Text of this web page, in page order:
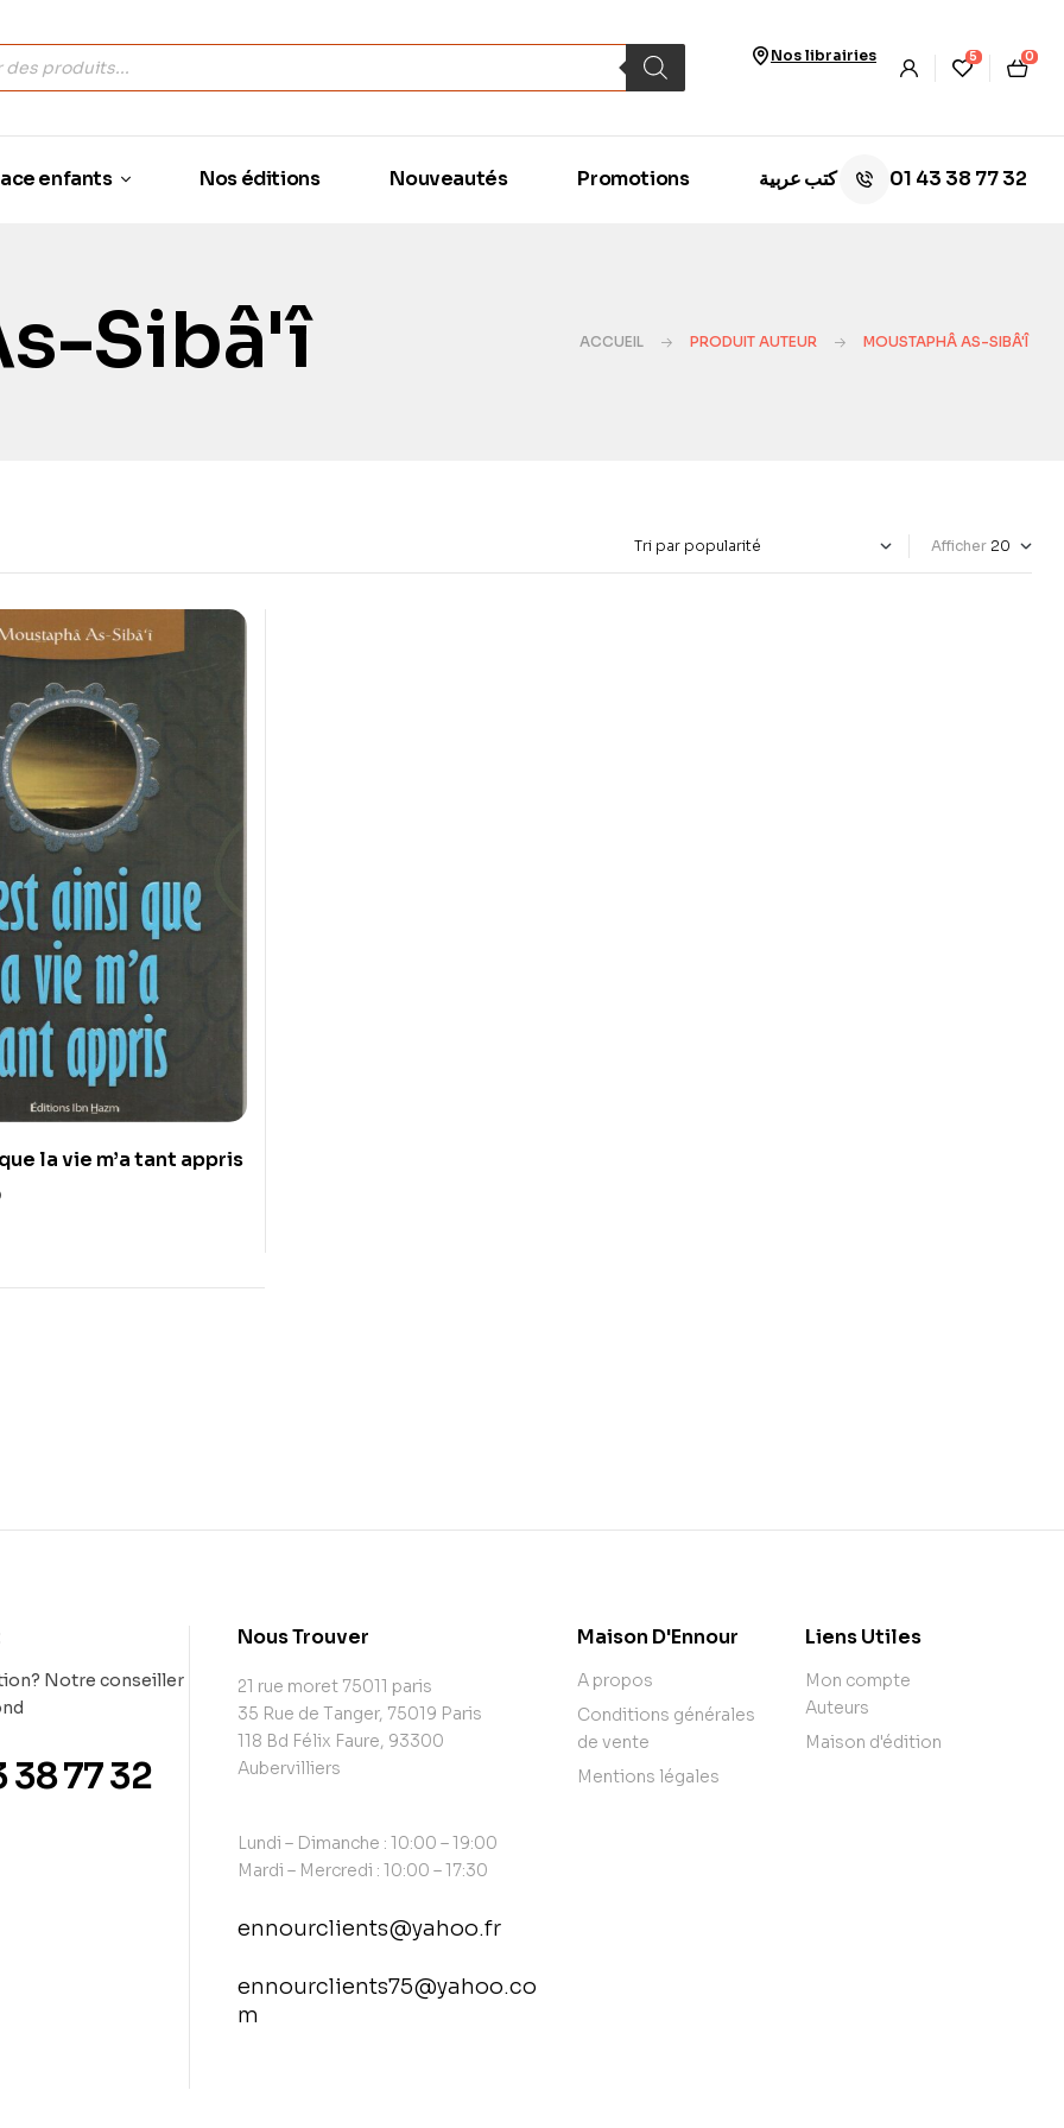
Nos librairies 5 0
enfants Nos éditions Nouveautés Promotions كتب عربية 01 43 38 77 32
Sibâ'î ACCUEIL PRODUIT AUTEUR MOUSTAPHÂ AS-SIBÂ'Î
Afficher
la vie m’a tant appris
Notre conseiller
38 77 32
Nous Trouver
21 rue moret 75011 paris
35 Rue de Tanger, 75019 Paris
118 Bd Félix Faure, 93300
Aubervilliers
Lundi – Dimanche : 10:00 – 19:00
Mardi – Mercredi : 10:00 – 17:30
ennourclients@yahoo.fr
ennourclients75@yahoo.co
m
Maison D'Ennour
A propos
Conditions générales
de vente
Mentions légales
Liens Utiles
Mon compte
Auteurs
Maison d'édition